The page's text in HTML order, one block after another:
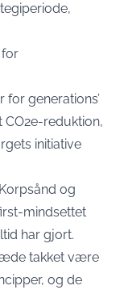
for
generations’
reduktion,
initiative
og
mindsettet
har gjort.
takket være
og de